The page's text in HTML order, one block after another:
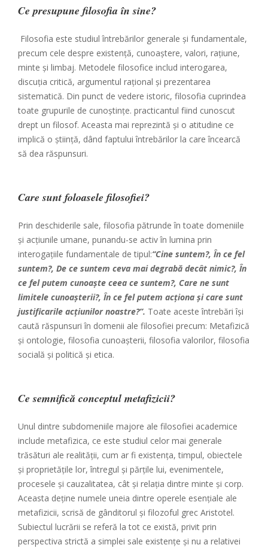
Ce presupune filosofia în sine?
Filosofia este studiul întrebărilor generale și fundamentale,
precum cele despre existență, cunoaștere, valori, rațiune,
minte și limbaj. Metodele filosofice includ interogarea,
discuția critică, argumentul rațional și prezentarea
sistematică. Din punct de vedere istoric, filosofia cuprindea
toate grupurile de cunoștințe. practicantul fiind cunoscut
drept un filosof. Aceasta mai reprezintă și o atitudine ce
implică o ştiinţă, dând faptului întrebărilor la care încearcă
să dea răspunsuri.
Care sunt foloasele filosofiei?
Prin deschiderile sale, filosofia pătrunde în toate domeniile
și acțiunile umane, punandu-se activ în lumina prin
interogațiile fundamentale de tipul:“Cine suntem?, În ce fel
suntem?, De ce suntem ceva mai degrabă decât nimic?, În
ce fel putem cunoaște ceea ce suntem?, Care ne sunt
limitele cunoașterii?, În ce fel putem acționa și care sunt
justificarile acțiunilor noastre?”. Toate aceste întrebări își
caută răspunsuri în domenii ale filosofiei precum: Metafizică
și ontologie, filosofia cunoașterii, filosofia valorilor, filosofia
socială și politică și etica.
Ce semnifică conceptul metafizicii?
Unul dintre subdomeniile majore ale filosofiei academice
include metafizica, ce este studiul celor mai generale
trăsături ale realității, cum ar fi existența, timpul, obiectele
și proprietățile lor, întregul și părțile lui, evenimentele,
procesele și cauzalitatea, cât și relația dintre minte și corp.
Aceasta deține numele uneia dintre operele esențiale ale
metafizicii, scrisă de gânditorul și filozoful grec Aristotel.
Subiectul lucrării se referă la tot ce există, privit prin
perspectiva strictă a simplei sale existențe și nu a relativei